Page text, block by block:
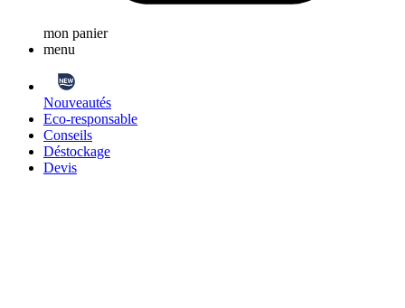
mon panier
menu
Nouveautés
Eco-responsable
Conseils
Déstockage
Devis